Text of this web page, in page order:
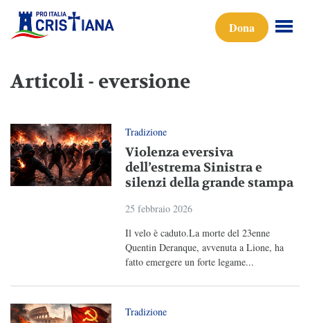
Dona
Articoli - eversione
Tradizione
Violenza eversiva
dell’estrema Sinistra e
silenzi della grande stampa
25 febbraio 2026
Il velo è caduto.La morte del 23enne
Quentin Deranque, avvenuta a Lione, ha
fatto emergere un forte legame...
Tradizione